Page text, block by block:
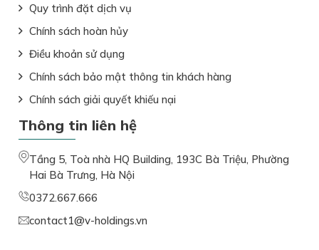
Quy trình đặt dịch vụ
Chính sách hoàn hủy
Điều khoản sử dụng
Chính sách bảo mật thông tin khách hàng
Chính sách giải quyết khiếu nại
Thông tin liên hệ
Tầng 5, Toà nhà HQ Building, 193C Bà Triệu, Phường
Hai Bà Trưng, Hà Nội
0372.667.666
contact1@v-holdings.vn